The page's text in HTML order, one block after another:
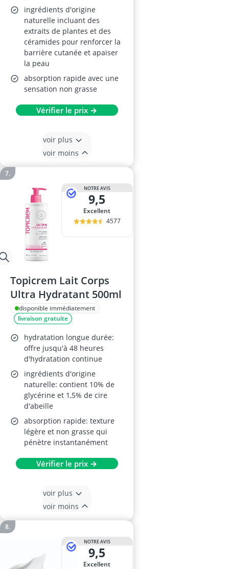
ingrédients d'origine
naturelle incluant des
extraits de plantes et des
céramides pour renforcer la
barrière cutanée et apaiser
la peau
absorption rapide avec une
sensation non grasse
Vérifier le prix →
voir plus
voir moins
NOTRE AVIS
9,5
Excellent
4577
Topicrem Lait Corps
Ultra Hydratant 500ml
disponible immédiatement
livraison gratuite
hydratation longue durée:
offre jusqu'à 48 heures
d'hydratation continue
ingrédients d'origine
naturelle: contient 10% de
glycérine et 1,5% de cire
d'abeille
absorption rapide: texture
légère et non grasse qui
pénètre instantanément
Vérifier le prix →
voir plus
voir moins
NOTRE AVIS
9,5
Excellent